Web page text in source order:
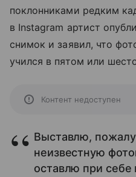
поклонниками редким
в Instagram артист
снимок и заявил, что
учился в пятом или
Контент недоступен
Выставлю,
неизвестную
оставлю при